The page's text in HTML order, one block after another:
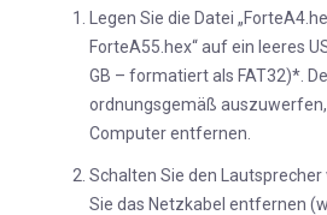
Legen Sie die Datei
ForteA55.hex“ auf ein leeres
GB – formatiert als FAT32)*.
ordnungsgemäß
Computer entfernen.
Schalten Sie den
Sie das Netzkabel entfernen